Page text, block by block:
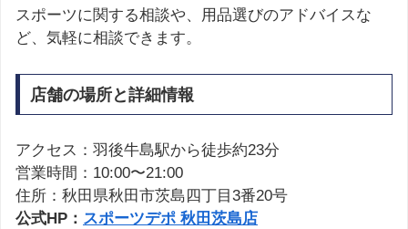
スポーツに関する相談や、用品選びのアドバイスな
ど、気軽に相談できます。
店舗の場所と詳細情報
アクセス：羽後牛島駅から徒歩約23分
営業時間：10:00〜21:00
住所：秋田県秋田市茨島四丁目3番20号
公式HP： スポーツデポ 秋田茨島店